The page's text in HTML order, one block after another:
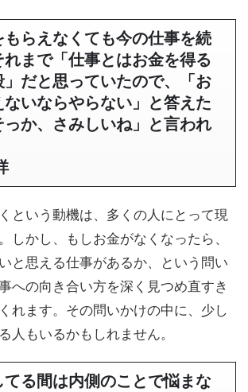
もらえなくても今の仕事を続
れまで「仕事とはお金を得る
」だと思っていたので、「お
いならやらない」と答えた
っか、さみしいね」と言われ
という動機は、多くの人にとって現
しかし、もしお金がなくなったら、
と思える仕事があるか、という問い
への向き合い方を深く見つめ直すき
れます。その問いかけの中に、少し
人もいるかもしれません。
てる間は内側のことで悩まな